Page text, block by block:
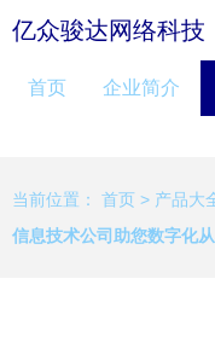
亿众骏达网络科技
首页 企业简介
当前位置： 首页 > 产品大
信息技术公司助您数字化